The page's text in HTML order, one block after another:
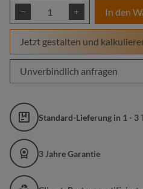
Produkt Anzahl: Gib
In den
Jetzt gestalten und
Unverbindlich anfragen
Standard-Lieferung in 1 - 3
3 Jahre Garantie